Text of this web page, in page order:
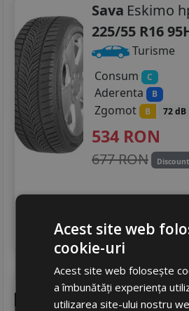
Sava Eskimo
225/55 R16
Turisme
Consum
C
Aderenta B
Zgomot B 72 dB
534 RON
677 RON Discount
TracmaxX-
Acest site web
cookie-uri
Acest site web folosește
a îmbunătăți experiența
utilizarea site-ului nostru